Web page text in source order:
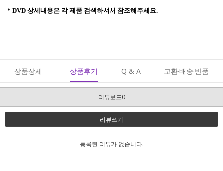
* DVD 상세내용은 각 제품 검색하셔서 참조해주세요.
상품상세 상품후기 Q & A 교환·배송·반품
리뷰보드0
리뷰쓰기
등록된 리뷰가 없습니다.